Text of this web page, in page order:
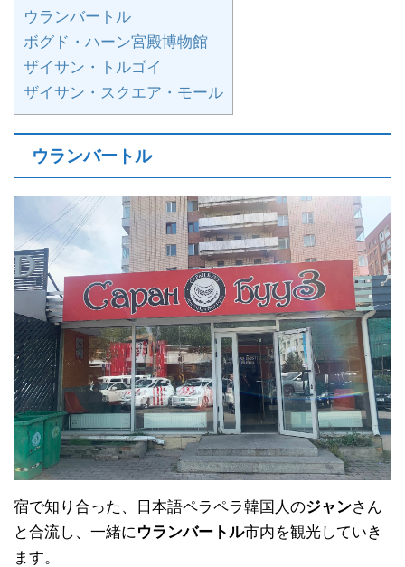
ウランバートル
ボグド・ハーン宮殿博物館
ザイサン・トルゴイ
ザイサン・スクエア・モール
ウランバートル
宿で知り合った、日本語ペラペラ韓国人のジャンさん
と合流し、一緒に ウランバートル市内を観光していき
ます。